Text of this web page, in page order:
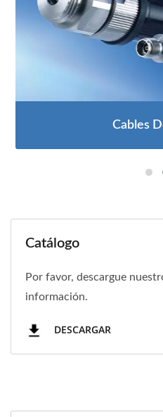
Cables
Catálogo
Por favor, descargue
información.
DESCARGAR